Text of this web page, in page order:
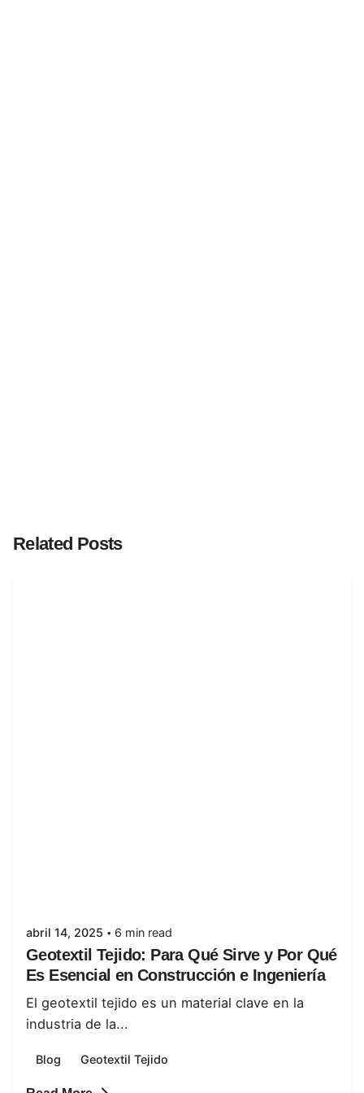
Related Posts
abril 14, 2025 6 min read
Geotextil Tejido: Para Qué Sirve y Por Qué
Es Esencial en Construcción e Ingeniería
El geotextil tejido es un material clave en la
industria de la...
Blog Geotextil Tejido